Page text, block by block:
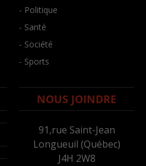
- Politique
- Santé
- Société
- Sports
NOUS JOINDRE
91,rue Saint-Jean
Longueuil (Québec)
J4H 2W8